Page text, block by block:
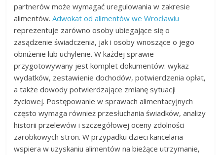
partnerów może wymagać uregulowania w zakresie
alimentów.Adwokat od alimentów we Wrocławiu
reprezentuje zarówno osoby ubiegające się o
zasądzenie świadczenia, jak i osoby wnoszące o jego
obniżenie lub uchylenie. W każdej sprawie
przygotowywany jest komplet dokumentów: wykaz
wydatków, zestawienie dochodów, potwierdzenia opłat,
a także dowody potwierdzające zmianę sytuacji
życiowej. Postępowanie w sprawach alimentacyjnych
często wymaga również przesłuchania świadków, analizy
historii przelewów i szczegółowej oceny zdolności
zarobkowych stron. W przypadku dzieci kancelaria
wspiera w uzyskaniu alimentów na bieżące utrzymanie,